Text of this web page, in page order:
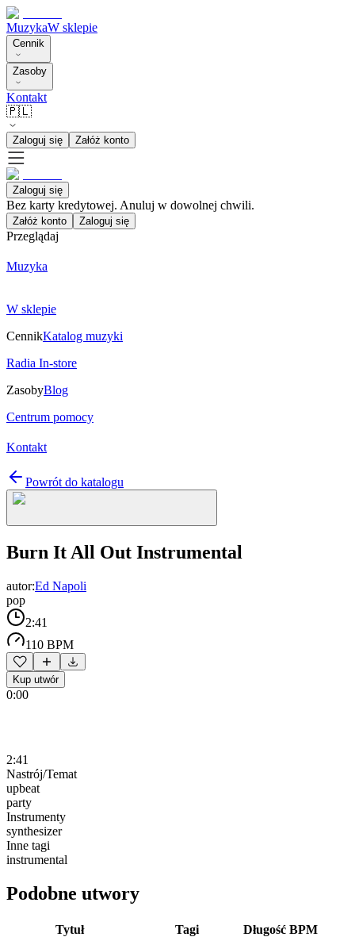
MuzykaW sklepie
Cennik
Zasoby
Kontakt
🇵🇱
Zaloguj się Załóż konto
Zaloguj się
Bez karty kredytowej. Anuluj w dowolnej chwili.
Załóż konto Zaloguj się
Przeglądaj
Muzyka
W sklepie
CennikKatalog muzyki
Radia In-store
ZasobyBlog
Centrum pomocy
Kontakt
Powrót do katalogu
Burn It All Out Instrumental
autor:Ed Napoli
pop
2:41
110 BPM
Kup utwór
0:00
2:41
Nastrój/Temat
upbeat
party
Instrumenty
synthesizer
Inne tagi
instrumental
Podobne utwory
Tytuł Tagi Długość BPM